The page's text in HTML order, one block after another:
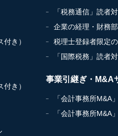
き）
き）
「税務通信」読者
企業の経理・財務
税理士登録者限定
「国際税務」読者
事業引継ぎ・M&A
「会計事務所M&A
「会計事務所M&A